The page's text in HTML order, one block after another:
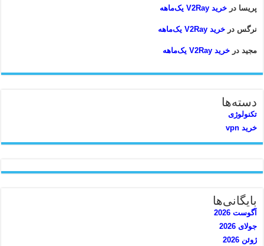
پریسا درخرید V2Ray یک‌ماهه
نرگس درخرید V2Ray یک‌ماهه
مجید درخرید V2Ray یک‌ماهه
دسته‌ها
تکنولوژی
خرید vpn
بایگانی‌ها
آگوست 2026
جولای 2026
ژوئن 2026